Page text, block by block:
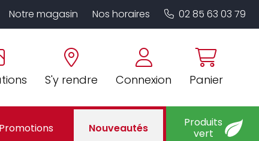
S'y rendre Connexion Panier
Notre magasin Nos horaires 02 85 63 03 79
Promotions Nouveautés
Produits
vert